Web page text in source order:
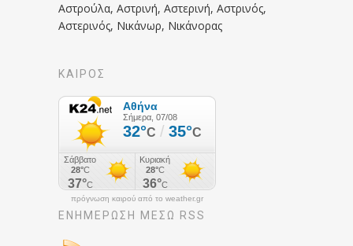
Αστρούλα, Αστρινή, Αστερινή, Αστρινός,
Αστερινός, Νικάνωρ, Νικάνορας
ΚΑΙΡΟΣ
πρόγνωση καιρού από το weather.gr
ΕΝΗΜΈΡΩΣΉ ΜΕΣΩ RSS